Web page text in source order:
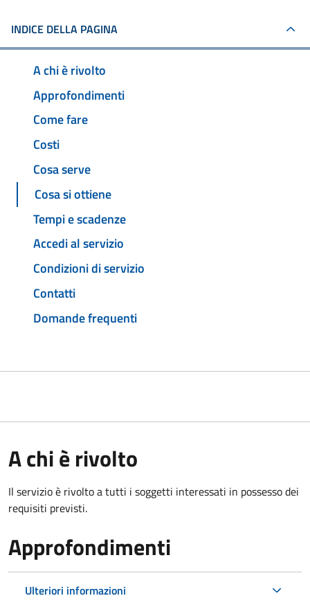
INDICE DELLA PAGINA
A chi è rivolto
Approfondimenti
Come fare
Costi
Cosa serve
Cosa si ottiene
Tempi e scadenze
Accedi al servizio
Condizioni di servizio
Contatti
Domande frequenti
A chi è rivolto
Il servizio è rivolto a tutti i soggetti interessati in possesso dei
requisiti previsti.
Approfondimenti
Ulteriori informazioni